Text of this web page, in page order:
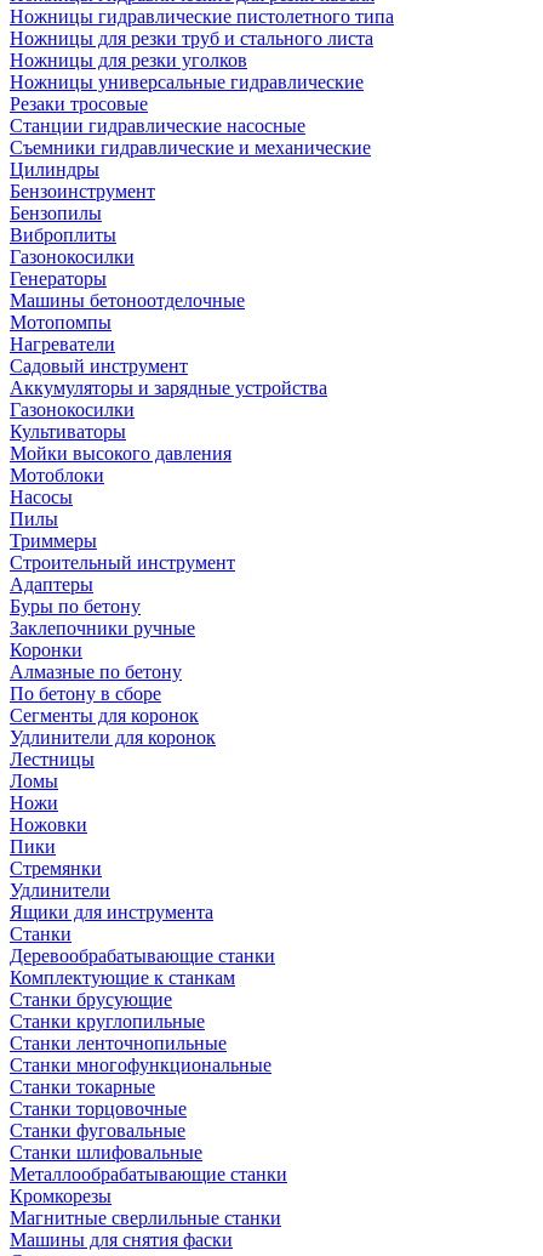
Ножницы гидравлические пистолетного типа
Ножницы для резки труб и стального листа
Ножницы для резки уголков
Ножницы универсальные гидравлические
Резаки тросовые
Станции гидравлические насосные
Съемники гидравлические и механические
Цилиндры
Бензоинструмент
Бензопилы
Виброплиты
Газонокосилки
Генераторы
Машины бетоноотделочные
Мотопомпы
Нагреватели
Садовый инструмент
Аккумуляторы и зарядные устройства
Газонокосилки
Культиваторы
Мойки высокого давления
Мотоблоки
Насосы
Пилы
Триммеры
Строительный инструмент
Адаптеры
Буры по бетону
Заклепочники ручные
Коронки
Алмазные по бетону
По бетону в сборе
Сегменты для коронок
Удлинители для коронок
Лестницы
Ломы
Ножи
Ножовки
Пики
Стремянки
Удлинители
Ящики для инструмента
Станки
Деревообрабатывающие станки
Комплектующие к станкам
Станки брусующие
Станки круглопильные
Станки ленточнопильные
Станки многофункциональные
Станки токарные
Станки торцовочные
Станки фуговальные
Станки шлифовальные
Металлообрабатывающие станки
Кромкорезы
Магнитные сверлильные станки
Машины для снятия фаски